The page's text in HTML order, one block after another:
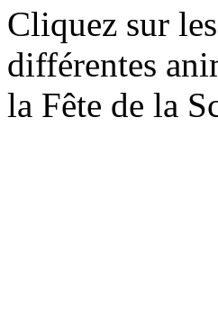
Cliquez sur
différentes
la Fête de la